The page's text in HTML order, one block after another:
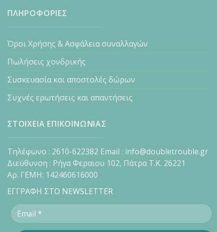
ΠΛΗΡΟΦΟΡΙΕΣ
Όροι Χρήσης & Ασφάλεια συναλλαγών
Πωλήσεις χονδρικής
Συσκευασία και αποστολές δώρων
Συχνές ερωτήσεις και απαντήσεις
ΣΤΟΙΧΕΙΑ ΕΠΙΚΟΙΝΩΝΙΑΣ
Τηλέφωνο : 2610-622382 Email : info@doubletrouble.gr
Διεύθυνση : Ρήγα Φεραιου 102, Πάτρα Τ.Κ. 26221
Αρ. ΓΕΜΗ: 142460616000
ΕΓΓΡΑΦΗ ΣΤΟ NEWSLETTER